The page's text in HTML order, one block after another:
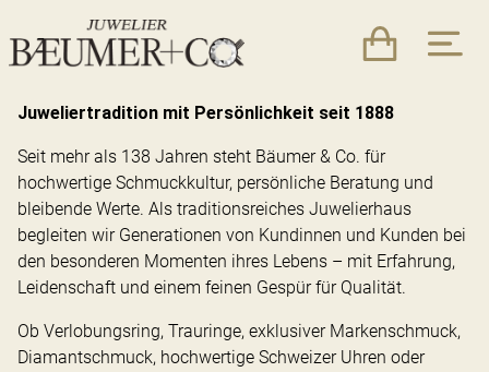
Juweliertradition mit Persönlichkeit seit 1888
Seit mehr als 138 Jahren steht Bäumer & Co. für
hochwertige Schmuckkultur, persönliche Beratung und
bleibende Werte. Als traditionsreiches Juwelierhaus
begleiten wir Generationen von Kundinnen und Kunden bei
den besonderen Momenten ihres Lebens – mit Erfahrung,
Leidenschaft und einem feinen Gespür für Qualität.
Ob Verlobungsring, Trauringe, exklusiver Markenschmuck,
Diamantschmuck, hochwertige Schweizer Uhren oder